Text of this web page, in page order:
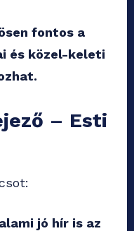
fontos a
és közel-keleti
– Esti
jó hír is az